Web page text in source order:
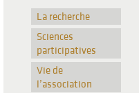
La recherche
Sciences
participatives
Vie de
l’association